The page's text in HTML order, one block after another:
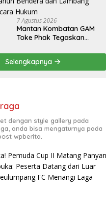
7 Agustus 2026
Mantan Kombatan GAM
Toke Phak Tegaskan
Lambang Aceh Sah Secara
Hukum
Selengkapnya
dengan style gallery pada
anda bisa mengaturnya pada
wpberita.